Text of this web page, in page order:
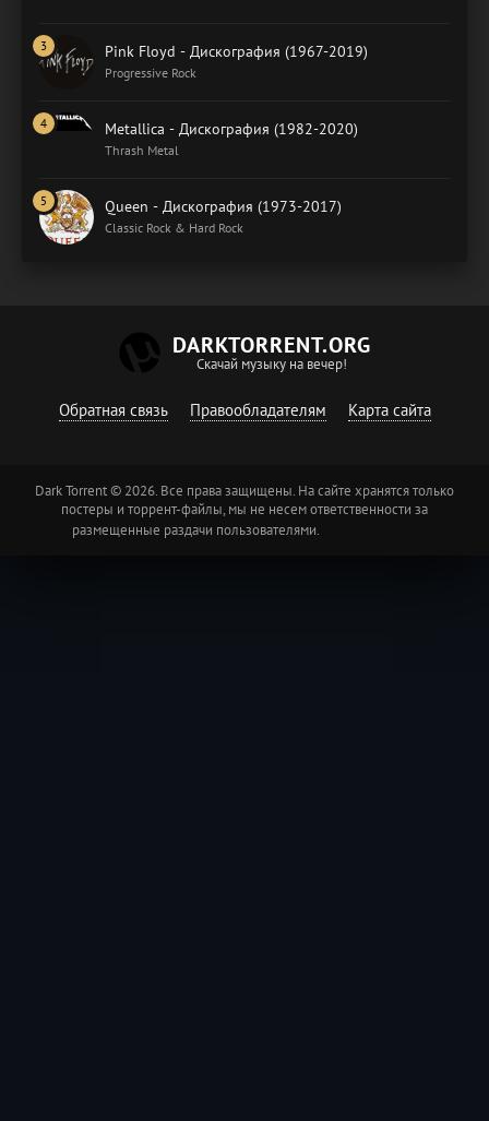
Pink Floyd - Дискография (1967-2019)
Progressive Rock
Metallica - Дискография (1982-2020)
Thrash Metal
Queen - Дискография (1973-2017)
Classic Rock & Hard Rock
DARKTORRENT.ORG
Скачай музыку на вечер!
Обратная связь Правообладателям Карта сайта
Dark Torrent © 2026. Все права защищены. На сайте хранятся только
постеры и торрент-файлы, мы не несем ответственности за
размещенные раздачи пользователями.